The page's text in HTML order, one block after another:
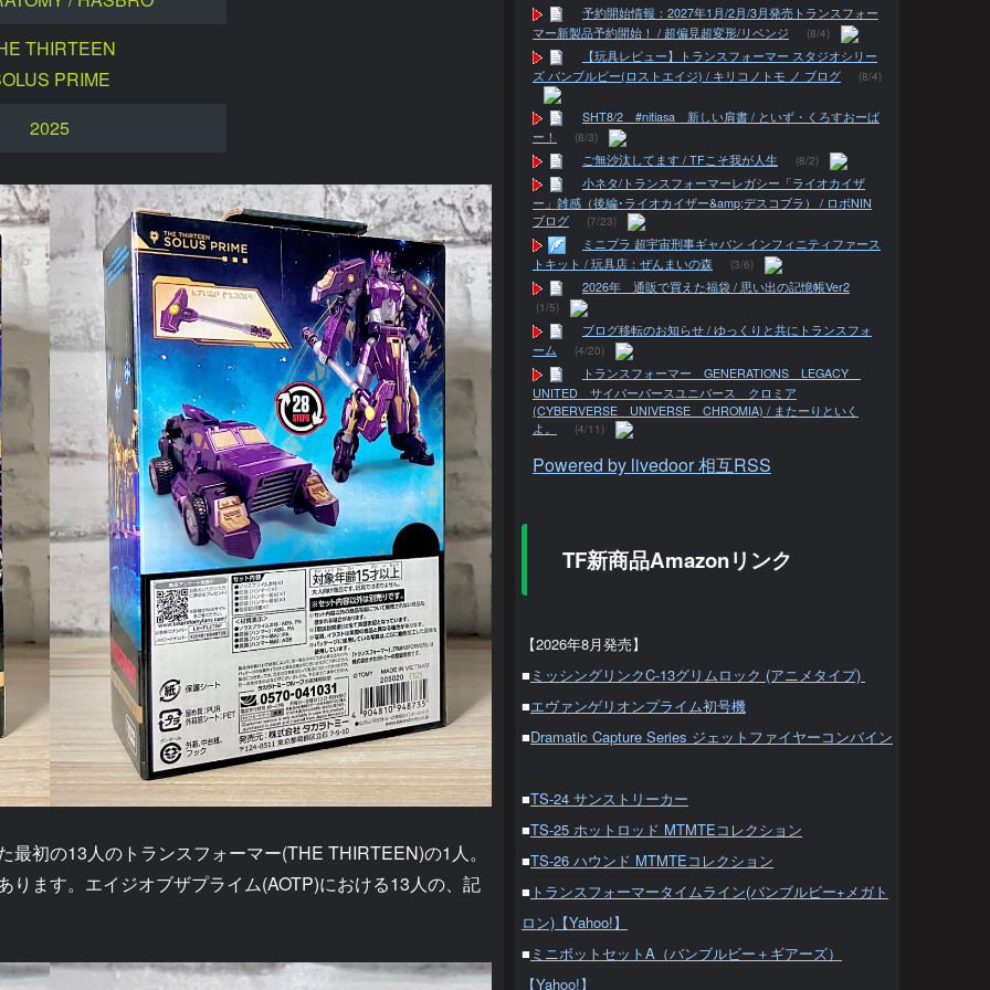
THIRTEEN
PRIME
2025
初の13人のトランスフォーマー(THE THIRTEEN)の1人。
ます。エイジオブザプライム(AOTP)における13人の、記
予約開始情報：2027年1月/2月/3月発売トランスフォー
マー新製品予約開始！ / 超偏見超変形/リベンジ
(8/4)
【玩具レビュー】トランスフォーマー スタジオシリー
ズ バンブルビー(ロストエイジ) / キリコノトモ ノ ブログ
(8/4)
SHT8/2 #nitiasa 新しい肩書 / といず・くろすおーば
ー！
(8/3)
ご無沙汰してます / TFこそ我が人生 (8/2)
小ネタ/トランスフォーマーレガシー「ライオカイザ
ー」雑感（後編･ライオカイザー&amp;デスコブラ） / ロボNIN
ブログ
(7/23)
ミニプラ 超宇宙刑事ギャバン インフィニティファース
トキット / 玩具店：ぜんまいの森
(3/6)
2026年 通販で買えた福袋 / 思い出の記憶帳Ver2
(1/5)
ブログ移転のお知らせ / ゆっくりと共にトランスフォ
ーム
(4/20)
トランスフォーマー GENERATIONS LEGACY
UNITED サイバーバースユニバース クロミア
(CYBERVERSE UNIVERSE CHROMIA) / またーりといく
よ。
(4/11)
Powered by livedoor 相互RSS
TF新商品Amazonリンク
【2026年8月発売】
■ ミッシングリンクC-13グリムロック (アニメタイプ)
■エヴァンゲリオンプライム初号機
■Dramatic Capture Series ジェットファイヤーコンバイン
■TS-24 サンストリーカー
■TS-25 ホットロッド MTMTEコレクション
■TS-26 ハウンド MTMTEコレクション
■ トランスフォーマータイムライン(バンブルビー+メガト
ロン)【Yahoo!】
■ ミニボットセットA（バンブルビー＋ギアーズ）
【Yahoo!】